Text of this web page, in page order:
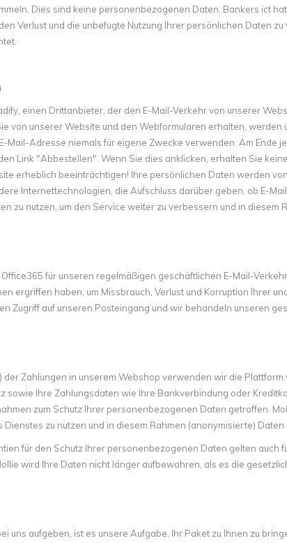
Dies sind keine personenbezogenen Daten. Bankers ict
Verlust und die unbefugte Nutzung Ihrer persönlichen Daten
einen Drittanbieter, der den E-Mail-Verkehr von unserer
von unserer Website und den Webformularen erhalten,
Mail-Adresse niemals für eigene Zwecke verwenden. Am Ende
Link "Abbestellen". Wenn Sie dies anklicken, erhalten Sie
erheblich beeinträchtigen! Ihre persönlichen Daten werden
Internettechnologien, die Aufschluss darüber geben, ob E-
zu nutzen, um den Service weiter zu verbessern und in
für unseren regelmäßigen geschäftlichen E-Mail-
ergriffen haben, um Missbrauch, Verlust und Korruption Ihrer
Zugriff auf unseren Posteingang und wir behandeln unseren
der Zahlungen in unserem Webshop verwenden wir die
sowie Ihre Zahlungsdaten wie Ihre Bankverbindung oder
zum Schutz Ihrer personenbezogenen Daten getroffen.
zu nutzen und in diesem Rahmen (anonymisierte)
für den Schutz Ihrer personenbezogenen Daten gelten auch
wird Ihre Daten nicht länger aufbewahren, als es die
uns aufgeben, ist es unsere Aufgabe, Ihr Paket zu Ihnen zu